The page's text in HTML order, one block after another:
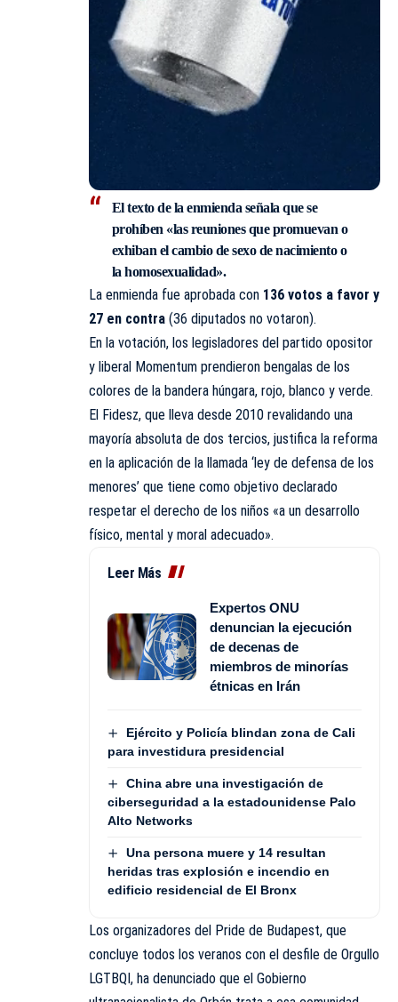
El texto de la enmienda señala que se
prohíben «las reuniones que promuevan o
exhiban el cambio de sexo de nacimiento o
la homosexualidad».
La enmienda fue aprobada con 136 votos a favor y
27 en contra (36 diputados no votaron).
En la votación, los legisladores del partido opositor
y liberal Momentum prendieron bengalas de los
colores de la bandera húngara, rojo, blanco y verde.
El Fidesz, que lleva desde 2010 revalidando una
mayoría absoluta de dos tercios, justifica la reforma
en la aplicación de la llamada ‘ley de defensa de los
menores’ que tiene como objetivo declarado
respetar el derecho de los niños «a un desarrollo
físico, mental y moral adecuado».
Leer Más
Expertos ONU
denuncian la ejecución
de decenas de
miembros de minorías
étnicas en Irán
Ejército y Policía blindan zona de Cali
para investidura presidencial
China abre una investigación de
ciberseguridad a la estadounidense Palo
Alto Networks
Una persona muere y 14 resultan
heridas tras explosión e incendio en
edificio residencial de El Bronx
Los organizadores del Pride de Budapest, que
concluye todos los veranos con el desfile de Orgullo
LGTBQI, ha denunciado que el Gobierno